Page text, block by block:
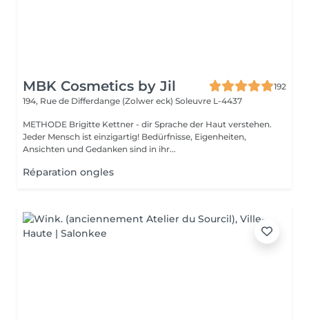
MBK Cosmetics by Jil
192
194, Rue de Differdange (Zolwer eck) Soleuvre L-4437
METHODE Brigitte Kettner - dir Sprache der Haut verstehen.
Jeder Mensch ist einzigartig! Bedürfnisse, Eigenheiten,
Ansichten und Gedanken sind in ihr...
Réparation ongles